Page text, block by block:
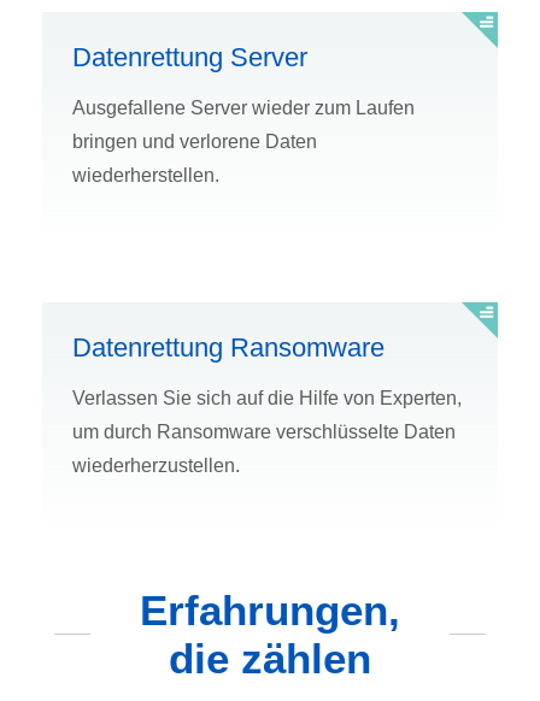
Datenrettung Server
Ausgefallene Server wieder zum Laufen
bringen und verlorene Daten
wiederherstellen.
Datenrettung Ransomware
Verlassen Sie sich auf die Hilfe von Experten,
um durch Ransomware verschlüsselte Daten
wiederherzustellen.
Erfahrungen,
die zählen